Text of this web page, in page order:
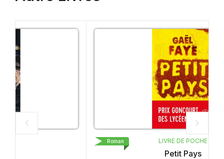
LIVRE DE POCHE
Petit Pays